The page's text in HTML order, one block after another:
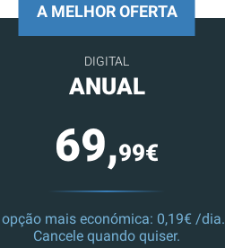
A MELHOR OFERTA
DIGITAL
ANUAL
69,99€
mais económica: 0,19€ /dia.
Cancele quando quiser.